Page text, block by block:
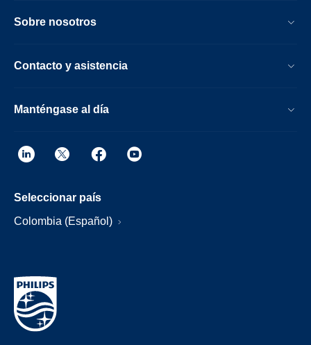
Sobre nosotros
Contacto y asistencia
Manténgase al día
Seleccionar país
Colombia (Español)